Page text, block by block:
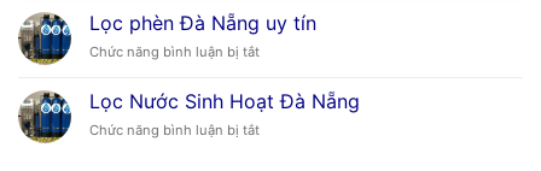
Uy
Tín
Lọc
Nước
Kỳ
Lọc phèn Đà Nẵng uy tín
Chức năng bình luận bị tắtở
phèn
Đà
Nẵng
Lọc Nước Sinh Hoạt Đà Nẵng
Chức năng bình luận bị tắtở